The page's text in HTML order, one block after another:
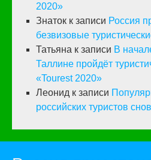
2020»
Знаток к записи Россия
безвизовые
Татьяна к записи В
Таллине пройдёт
«Tourest 2020»
Леонид к записи
российских туристов